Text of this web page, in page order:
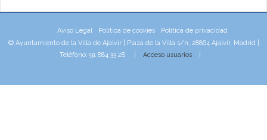
Aviso Legal Política de cookies
Política de privacidad
© Ayuntamiento de la Villa de Ajalvir | Plaza de la Villa s/n, 28864 Ajalvir, Madrid |
Teléfono: 91 884 33 28 | Acceso usuarios|